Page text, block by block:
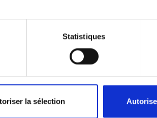
Statistiques
la sélection